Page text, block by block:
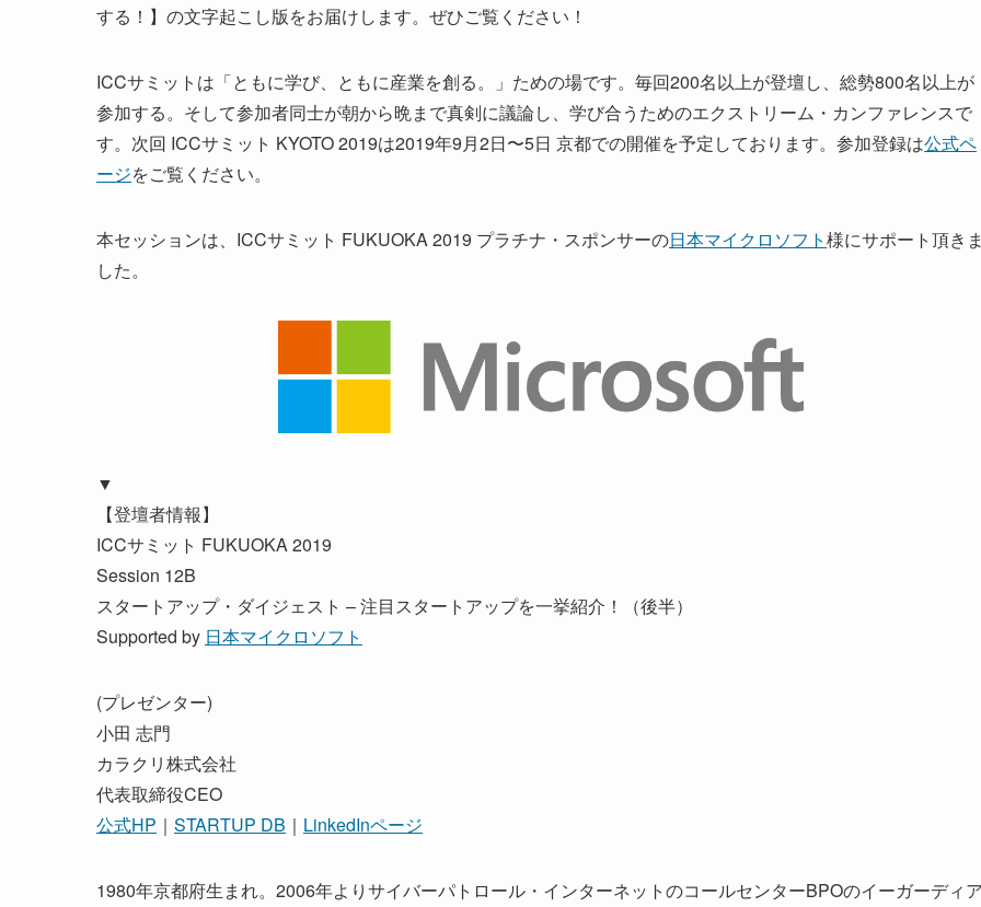
する！】の文字起こし版をお届けします。ぜひご覧ください！
ICCサミットは「ともに学び、ともに産業を創る。」ための場です。毎回200名以上が登壇し、総勢800名以上が
参加する。そして参加者同士が朝から晩まで真剣に議論し、学び合うためのエクストリーム・カンファレンスで
す。次回 ICCサミット KYOTO 2019は2019年9月2日〜5日 京都での開催を予定しております。参加登録は公式ペ
ージをご覧ください。
本セッションは、ICCサミット FUKUOKA 2019 プラチナ・スポンサーの日本マイクロソフト様にサポート頂き
した。
▼
【登壇者情報】
ICCサミット FUKUOKA 2019
Session 12B
スタートアップ・ダイジェスト – 注目スタートアップを一挙紹介！（後半）
Supported by 日本マイクロソフト
(プレゼンター)
小田 志門
カラクリ株式会社
代表取締役CEO
公式HP ｜ STARTUP DB ｜ LinkedInページ
1980年京都府生まれ。2006年よりサイバーパトロール・インターネットのコールセンターBPOのイーガーディ